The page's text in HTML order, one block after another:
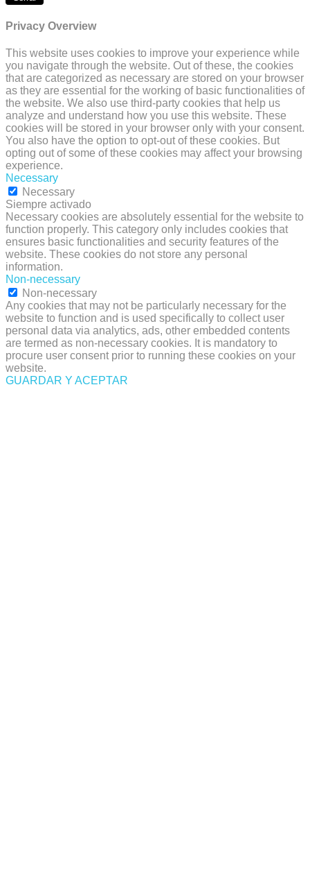
Privacy Overview
This website uses cookies to improve your experience while
you navigate through the website. Out of these, the cookies
that are categorized as necessary are stored on your browser
as they are essential for the working of basic functionalities of
the website. We also use third-party cookies that help us
analyze and understand how you use this website. These
cookies will be stored in your browser only with your consent.
You also have the option to opt-out of these cookies. But
opting out of some of these cookies may affect your browsing
experience.
Necessary
Necessary
Siempre activado
Necessary cookies are absolutely essential for the website to
function properly. This category only includes cookies that
ensures basic functionalities and security features of the
website. These cookies do not store any personal
information.
Non-necessary
Non-necessary
Any cookies that may not be particularly necessary for the
website to function and is used specifically to collect user
personal data via analytics, ads, other embedded contents
are termed as non-necessary cookies. It is mandatory to
procure user consent prior to running these cookies on your
website.
GUARDAR Y ACEPTAR